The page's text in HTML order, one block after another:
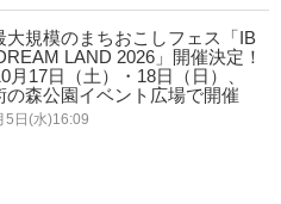
大規模のまちおこしフェス「IB
LAND 2026」開催決定！
月17日（土）・18日（日）、
の森公園イベント広場で開催
5日(水)16:09